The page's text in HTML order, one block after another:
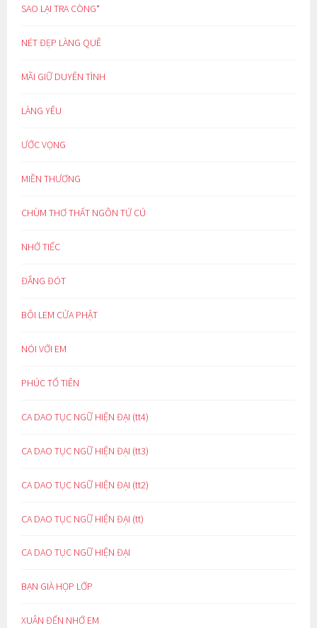
SAO LẠI TRA CÒNG*
NÉT ĐẸP LÀNG QUÊ
MÃI GIỮ DUYÊN TÌNH
LÀNG YÊU
ƯỚC VỌNG
MIỀN THƯƠNG
CHÙM THƠ THẤT NGÔN TỨ CÚ
NHỚ TIẾC
ĐẮNG ĐÓT
BÔI LEM CỬA PHẬT
NÓI VỚI EM
PHÚC TỔ TIÊN
CA DAO TỤC NGỮ HIỆN ĐẠI (tt4)
CA DAO TỤC NGỮ HIỆN ĐẠI (tt3)
CA DAO TỤC NGỮ HIỆN ĐẠI (tt2)
CA DAO TỤC NGỮ HIỆN ĐẠI (tt)
CA DAO TỤC NGỮ HIỆN ĐẠI
BẠN GIÀ HỌP LỚP
XUÂN ĐẾN NHỚ EM